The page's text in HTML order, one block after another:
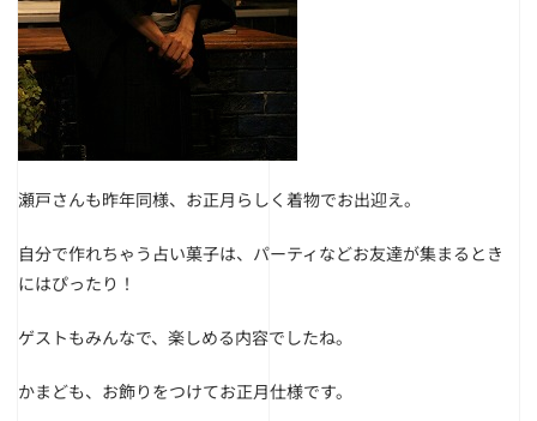
瀬戸さんも昨年同様、お正月らしく着物でお出迎え。
自分で作れちゃう占い菓子は、パーティなどお友達が集まるとき
にはぴったり！
ゲストもみんなで、楽しめる内容でしたね。
かまども、お飾りをつけてお正月仕様です。